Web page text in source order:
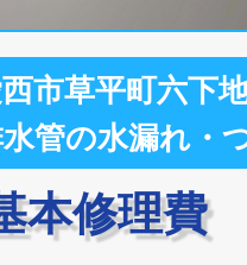
市草平町六下
管の水漏れ・
本修理費